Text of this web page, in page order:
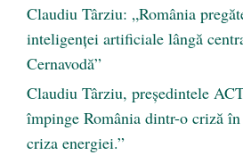
Claudiu Târziu: „România
inteligenței artificiale lângă
Cernavodă”
Claudiu Târziu, președintele
împinge România dintr-o criză
criza energiei.”